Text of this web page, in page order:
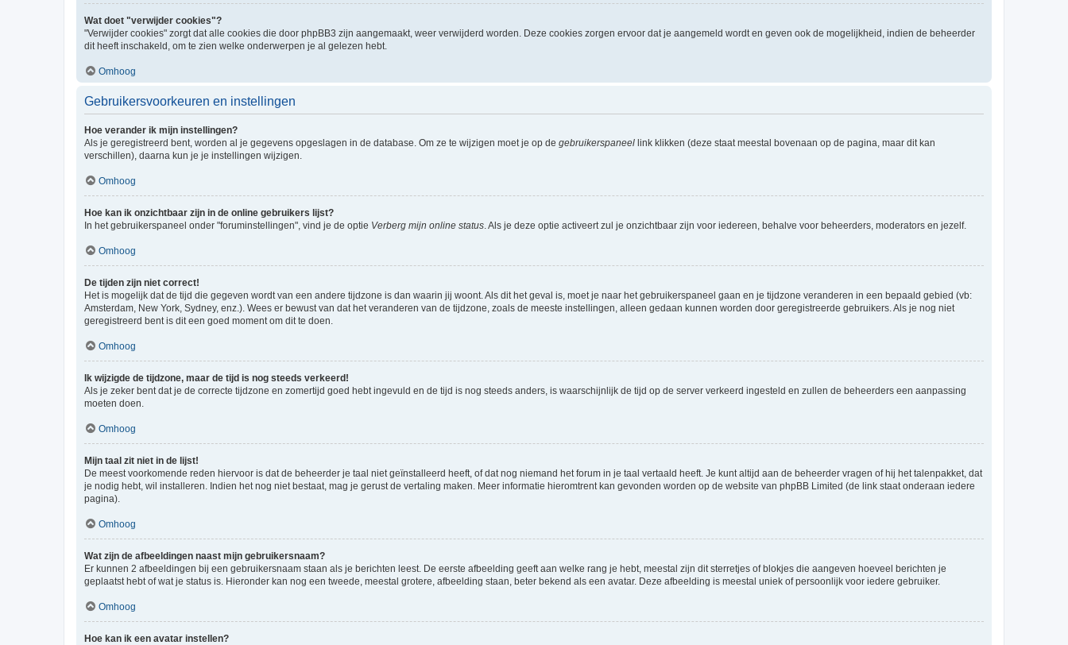
Wat doet "verwijder cookies"?
"Verwijder cookies" zorgt dat alle cookies die door phpBB3 zijn aangemaakt, weer verwijderd worden. Deze cookies zorgen ervoor dat je aangemeld wordt en geven ook de mogelijkheid, indien de beheerder
dit heeft inschakeld, om te zien welke onderwerpen je al gelezen hebt.
Omhoog
Gebruikersvoorkeuren en instellingen
Hoe verander ik mijn instellingen?
Als je geregistreerd bent, worden al je gegevens opgeslagen in de database. Om ze te wijzigen moet je op de gebruikerspaneel link klikken (deze staat meestal bovenaan op de pagina, maar dit kan
verschillen), daarna kun je je instellingen wijzigen.
Omhoog
Hoe kan ik onzichtbaar zijn in de online gebruikers lijst?
In het gebruikerspaneel onder "foruminstellingen", vind je de optie Verberg mijn online status. Als je deze optie activeert zul je onzichtbaar zijn voor iedereen, behalve voor beheerders, moderators en jezelf.
Omhoog
De tijden zijn niet correct!
Het is mogelijk dat de tijd die gegeven wordt van een andere tijdzone is dan waarin jij woont. Als dit het geval is, moet je naar het gebruikerspaneel gaan en je tijdzone veranderen in een bepaald gebied (vb:
Amsterdam, New York, Sydney, enz.). Wees er bewust van dat het veranderen van de tijdzone, zoals de meeste instellingen, alleen gedaan kunnen worden door geregistreerde gebruikers. Als je nog niet
geregistreerd bent is dit een goed moment om dit te doen.
Omhoog
Ik wijzigde de tijdzone, maar de tijd is nog steeds verkeerd!
Als je zeker bent dat je de correcte tijdzone en zomertijd goed hebt ingevuld en de tijd is nog steeds anders, is waarschijnlijk de tijd op de server verkeerd ingesteld en zullen de beheerders een aanpassing
moeten doen.
Omhoog
Mijn taal zit niet in de lijst!
De meest voorkomende reden hiervoor is dat de beheerder je taal niet geïnstalleerd heeft, of dat nog niemand het forum in je taal vertaald heeft. Je kunt altijd aan de beheerder vragen of hij het talenpakket, dat
je nodig hebt, wil installeren. Indien het nog niet bestaat, mag je gerust de vertaling maken. Meer informatie hieromtrent kan gevonden worden op de website van phpBB Limited (de link staat onderaan iedere
pagina).
Omhoog
Wat zijn de afbeeldingen naast mijn gebruikersnaam?
Er kunnen 2 afbeeldingen bij een gebruikersnaam staan als je berichten leest. De eerste afbeelding geeft aan welke rang je hebt, meestal zijn dit sterretjes of blokjes die aangeven hoeveel berichten je
geplaatst hebt of wat je status is. Hieronder kan nog een tweede, meestal grotere, afbeelding staan, beter bekend als een avatar. Deze afbeelding is meestal uniek of persoonlijk voor iedere gebruiker.
Omhoog
Hoe kan ik een avatar instellen?